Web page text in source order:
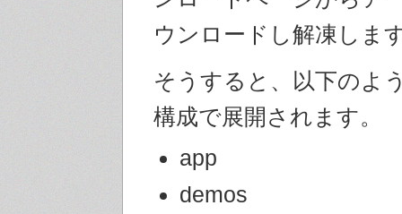
ウンロードし解凍しま
そうすると、以下のよ
構成で展開されます。
app
demos